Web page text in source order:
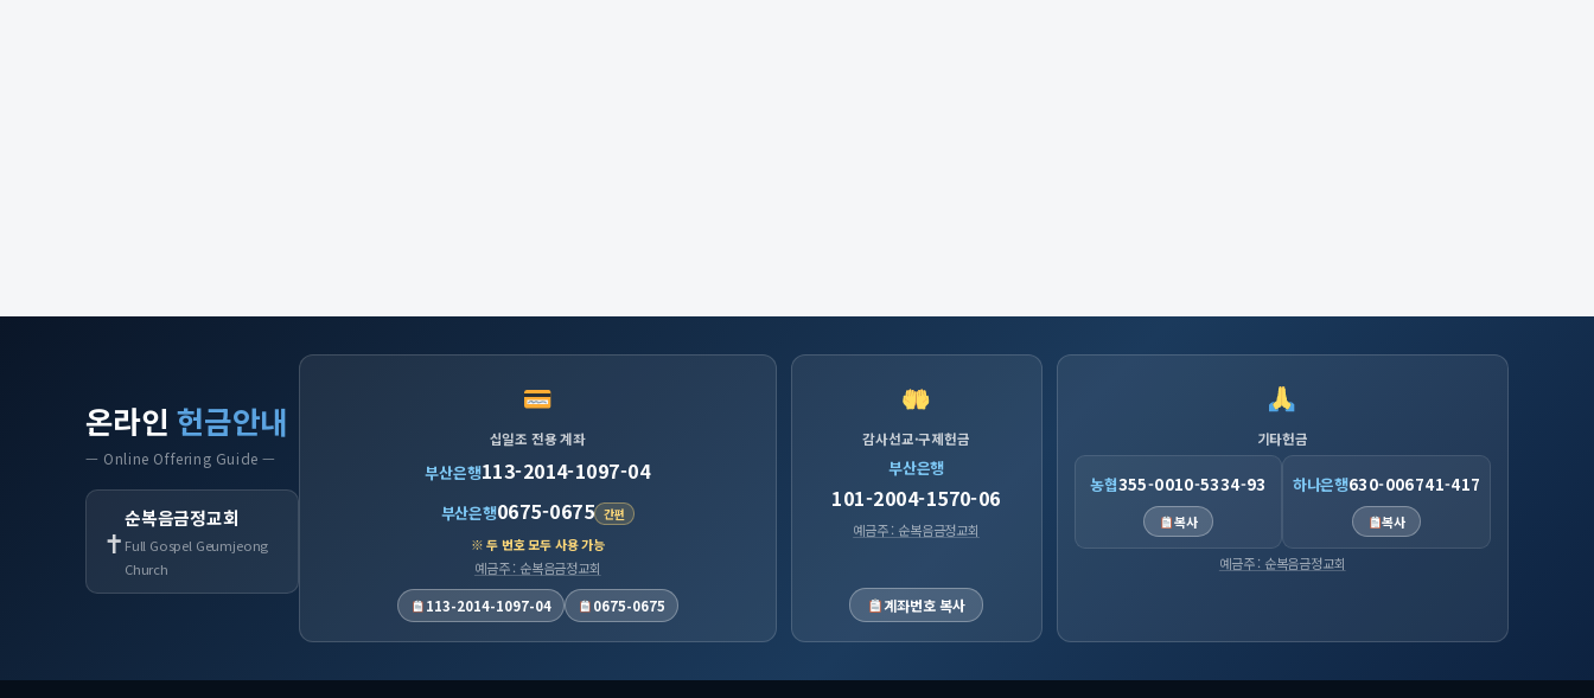
온라인 헌금안내
— Online Offering Guide —
✝
순복음금정교회
Full Gospel Geumjeong
Church
십일조 전용 계좌
부산은행113-2014-1097-04
부산은행0675-0675 간편
※ 두 번호 모두 사용 가능
예금주 : 순복음금정교회
113-2014-1097-04
0675-0675
감사선교·구제헌금
부산은행
101-2004-1570-06
예금주 : 순복음금정교회
계좌번호 복사
기타헌금
농협355-0010-5334-93
복사
하나은행630-006741-417
복사
예금주 : 순복음금정교회